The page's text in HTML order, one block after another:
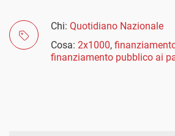
Chi: Quotidiano Nazionale
Cosa: 2x1000,
finanziamento pubblico ai